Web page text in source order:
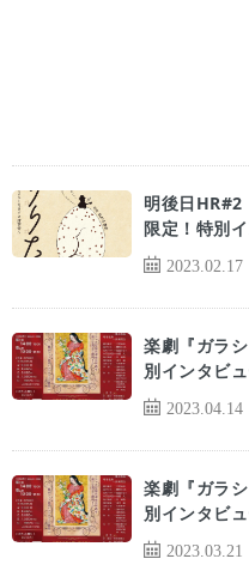
2023.02.17
明後日HR#2
限定！特別
2023.04.14
楽劇『ガラ
別インタビ
2023.03.21
楽劇『ガラ
別インタビ